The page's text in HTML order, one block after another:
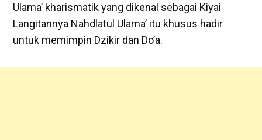
Ulama’ kharismatik yang dikenal sebagai Kiyai
Langitannya Nahdlatul Ulama’ itu khusus hadir
untuk memimpin Dzikir dan Do’a.